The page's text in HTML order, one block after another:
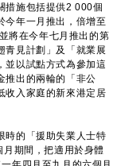
措施包括提供2 000個
今年一月推出，倍增至
將在今年七月推出的第
青見計劃」及「就業展
並以試點方式為參加這
推出的兩輪的「非公
收入家庭的新來港定居
的「援助失業人士特
期間，把適用於身體